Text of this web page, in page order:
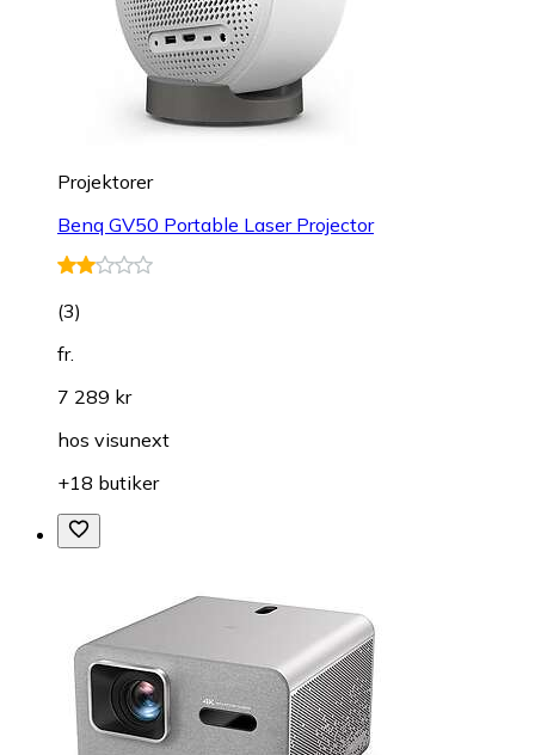
Projektorer
Benq GV50 Portable Laser Projector
(3)
fr.
7 289 kr
hos visunext
+18 butiker